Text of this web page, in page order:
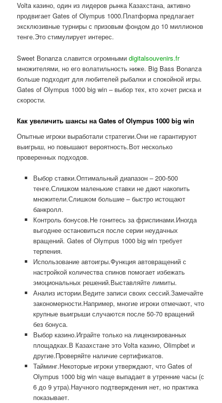
Volta казино, один из лидеров рынка Казахстана, активно
продвигает Gates of Olympus 1000.Платформа предлагает
эксклюзивные турниры с призовым фондом до 10 миллионов
тенге.Это стимулирует интерес.
Sweet Bonanza славится огромнымиdigitalsouvenirs.fr
множителями, но его волатильность ниже. Big Bass Bonanza
больше подходит для любителей рыбалки и спокойной игры.
Gates of Olympus 1000 big win – выбор тех, кто хочет риска и
скорости.
Как увеличить шансы на Gates of Olympus 1000 big win
Опытные игроки выработали стратегии.Они не гарантируют
выигрыш, но повышают вероятность.Вот несколько
проверенных подходов.
Выбор ставки.Оптимальный диапазон – 200-500
тенге.Слишком маленькие ставки не дают накопить
множители.Слишком большие – быстро истощают
банкролл.
Контроль бонусов.Не гонитесь за фриспинами.Иногда
выгоднее остановиться после серии неудачных
вращений. Gates of Olympus 1000 big win требует
терпения.
Использование автоигры.Функция автовращений с
настройкой количества спинов помогает избежать
эмоциональных решений.Выставляйте лимиты.
Анализ истории.Ведите записи своих сессий.Замечайте
закономерности.Например, многие игроки отмечают, что
крупные выигрыши случаются после 50-70 вращений
без бонуса.
Выбор казино.Играйте только на лицензированных
площадках.В Казахстане это Volta казино, Olimpbet и
другие.Проверяйте наличие сертификатов.
Тайминг.Некоторые игроки утверждают, что Gates of
Olympus 1000 big win чаще выпадает в утренние часы (с
6 до 9 утра).Научного подтверждения нет, но практика
показывает.